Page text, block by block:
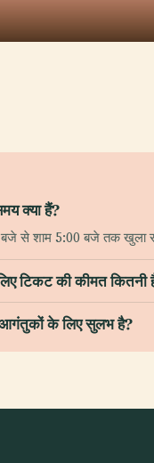
क्या हैं?
से शाम 5:00 बजे तक खुला
टिकट की कीमत कितनी
के लिए सुलभ है?